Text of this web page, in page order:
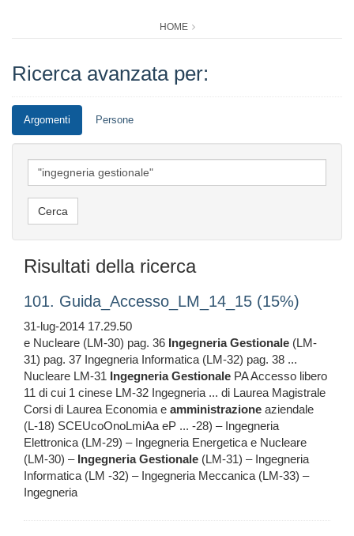
HOME
Ricerca avanzata per:
Argomenti Persone
Risultati della ricerca
101. Guida_Accesso_LM_14_15 (15%)
31-lug-2014 17.29.50
e Nucleare (LM-30) pag. 36 Ingegneria Gestionale (LM-
31) pag. 37 Ingegneria Informatica (LM-32) pag. 38 ...
Nucleare LM-31 Ingegneria Gestionale PA Accesso libero
11 di cui 1 cinese LM-32 Ingegneria ... di Laurea Magistrale
Corsi di Laurea Economia e amministrazione aziendale
(L-18) SCEUcoOnoLmiAa eP ... -28) – Ingegneria
Elettronica (LM-29) – Ingegneria Energetica e Nucleare
(LM-30) – Ingegneria Gestionale (LM-31) – Ingegneria
Informatica (LM -32) – Ingegneria Meccanica (LM-33) –
Ingegneria